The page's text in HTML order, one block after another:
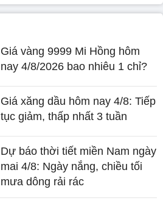
Giá vàng 9999 Mi Hồng hôm
nay 4/8/2026 bao nhiêu 1 chỉ?
Giá xăng dầu hôm nay 4/8: Tiếp
tục giảm, thấp nhất 3 tuần
Dự báo thời tiết miền Nam ngày
mai 4/8: Ngày nắng, chiều tối
mưa dông rải rác